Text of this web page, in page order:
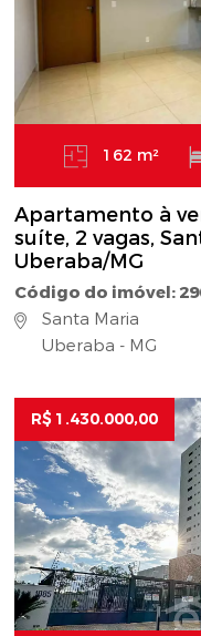
162 m²
Apartamento à
suíte, 2 vagas,
Uberaba/MG
Código do imóvel:
Santa Maria
Uberaba - MG
R$ 1.430.000,00